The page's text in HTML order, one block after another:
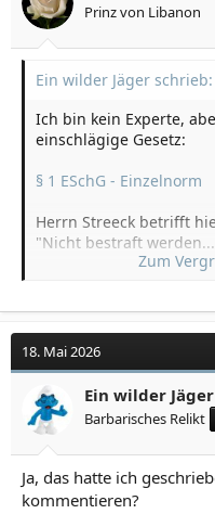
Prinz von Libanon
Ein wilder Jäger schrieb:
Ich bin kein Experte,
einschlägige Gesetz:
§ 1 ESchG - Einzelnorm
Herrn Streeck betrifft
"Nicht bestraft
Zum
18. Mai 2026
Ein wilder Jäger
Barbarisches Relikt
Ja, das hatte ich
kommentieren?